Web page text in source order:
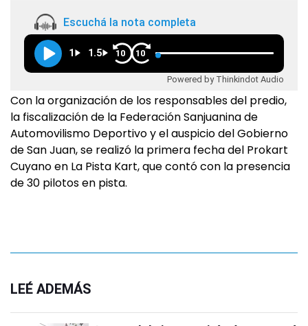
Escuchá la nota completa
1 1.5 10 10
Powered by Thinkindot Audio
Con la organización de los responsables del predio,
la fiscalización de la Federación Sanjuanina de
Automovilismo Deportivo y el auspicio del Gobierno
de San Juan, se realizó la primera fecha del Prokart
Cuyano en La Pista Kart, que contó con la presencia
de 30 pilotos en pista.
LEÉ ADEMÁS